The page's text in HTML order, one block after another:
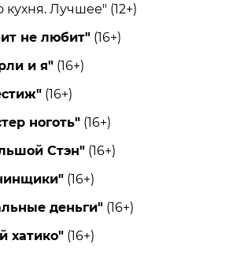
Лучшее" (12+)
не любит" (16+)
и я" (16+)
(16+)
ноготь" (16+)
Стэн" (16+)
(16+)
деньги" (16+)
хатико" (16+)